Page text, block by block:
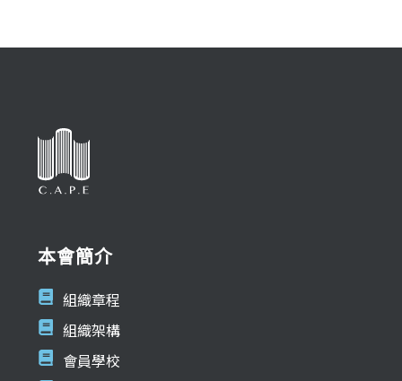
本會簡介
組織章程
組織架構
會員學校